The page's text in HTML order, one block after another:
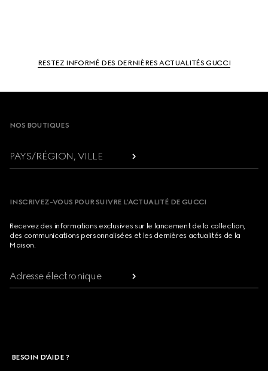
RESTEZ INFORMÉ DES DERNIÈRES ACTUALITÉS GUCCI
NOS BOUTIQUES
PAYS/RÉGION, VILLE
INSCRIVEZ-VOUS POUR SUIVRE L’ACTUALITÉ DE GUCCI
Recevez des informations exclusives sur le lancement de la collection,
des communications personnalisées et les dernières actualités de la
Maison.
Adresse électronique
BESOIN D'AIDE ?